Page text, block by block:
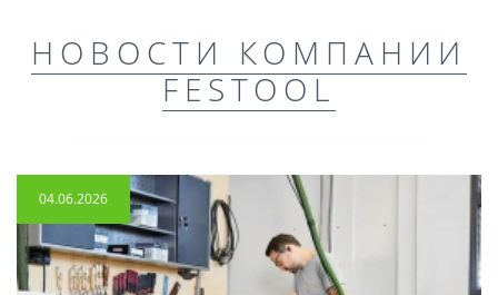
НОВОСТИ КОМПАНИИ
FESTOOL
04.06.2026